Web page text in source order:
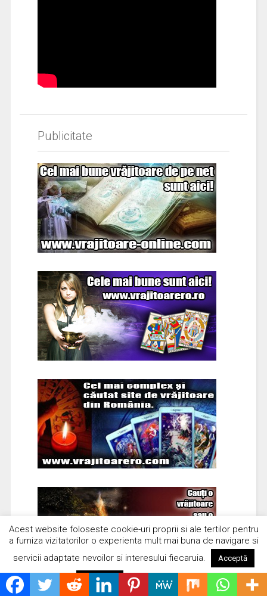
Publicitate
Acest website foloseste cookie-uri proprii si ale tertilor pentru
a furniza vizitatorilor o experienta mult mai buna de navigare si
servicii adaptate nevoilor si interesului fiecaruia.
Acceptă
Respinge Citește mai mult